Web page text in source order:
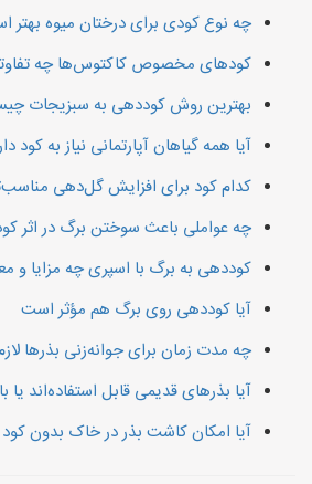
چه نوع کودی برای درختان میوه بهتر
کودهای مخصوص کاکتوس‌ها چه تفاوتی
بهترین روش کوددهی به سبزیجات
آیا همه گیاهان آپارتمانی نیاز به کود
کدام کود برای افزایش گل‌دهی
چه عواملی باعث سوختن برگ در اثر
کوددهی به برگ با اسپری چه مزایا و
آیا کوددهی روی برگ هم مؤثر است
چه مدت زمان برای جوانه‌زنی بذرها
آیا بذرهای قدیمی قابل استفاده‌اند یا
آیا امکان کاشت بذر در خاک بدون کود